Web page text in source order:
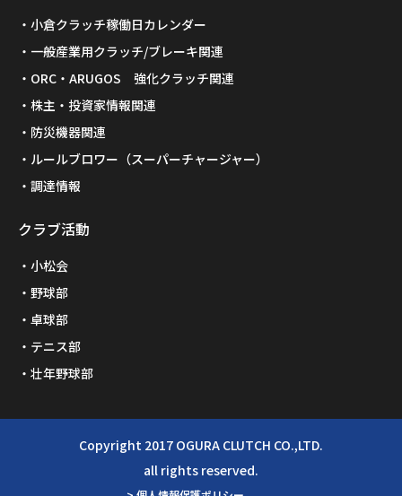
小倉クラッチ稼働日カレンダー
一般産業用クラッチ/ブレーキ関連
ORC・ARUGOS 強化クラッチ関連
株主・投資家情報関連
防災機器関連
ルールブロワー（スーパーチャージャー）
調達情報
クラブ活動
小松会
野球部
卓球部
テニス部
壮年野球部
Copyright 2017 OGURA CLUTCH CO.,LTD.
all rights reserved.